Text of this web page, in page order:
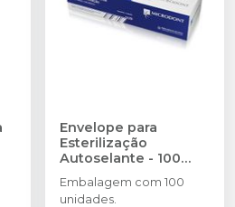
Envelope para
Esterilização
Autoselante - 100
unidades
MICRODONT
Embalagem com 100
unidades.